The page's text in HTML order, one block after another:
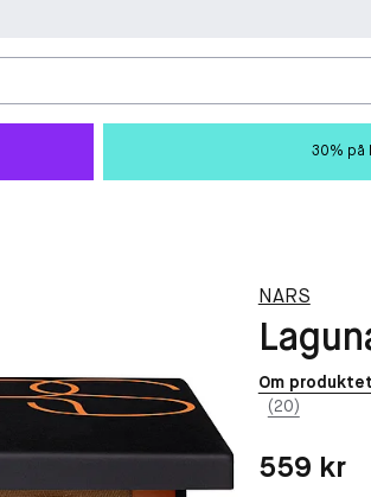
30% på
NARS
Om produktet
(20)
Pris: 559 kr
559 kr